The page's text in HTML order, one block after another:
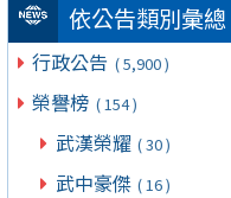
依公告類別彙總
行政公告 ( 5,900 )
榮譽榜 ( 154 )
武漢榮耀 ( 30 )
武中豪傑 ( 16 )